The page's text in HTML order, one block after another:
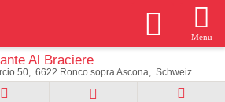
Menu
Al Braciere
50 6622 Ronco sopra Ascona Schweiz